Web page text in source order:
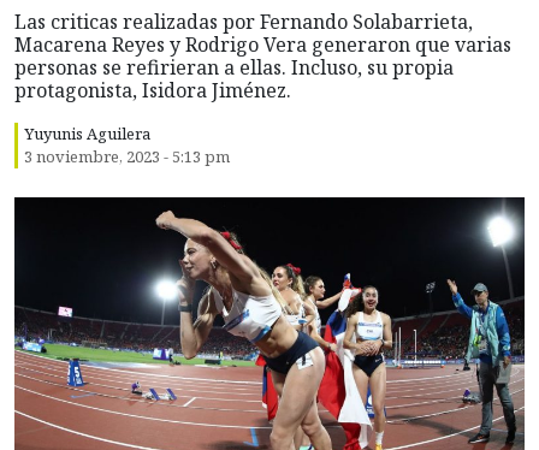
Las criticas realizadas por Fernando Solabarrieta,
Macarena Reyes y Rodrigo Vera generaron que varias
personas se refirieran a ellas. Incluso, su propia
protagonista, Isidora Jiménez.
Yuyunis Aguilera
3 noviembre, 2023 - 5:13 pm